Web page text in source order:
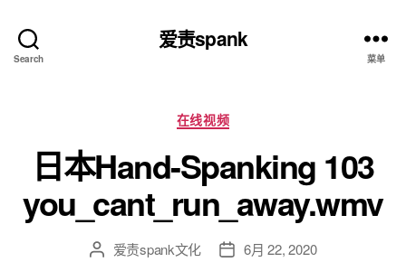
Search
爱责spank
菜单
分
类
在线视频
日本Hand-Spanking 103
you_cant_run_away.wmv
文 爱责spank文化
发 6月 22, 2020